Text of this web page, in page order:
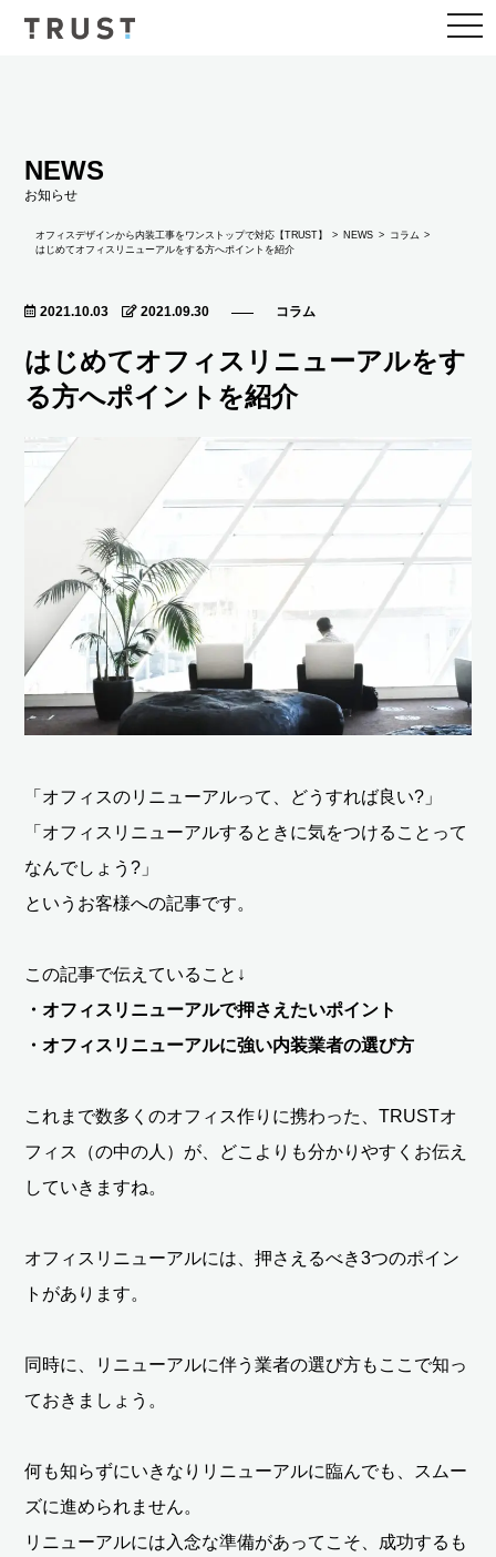
NEWS
お知らせ
オフィスデザインから内装工事をワンストップで対応【TRUST】 NEWS コラム
はじめてオフィスリニューアルをする方へポイントを紹介
2021.10.03 2021.09.30 コラム
はじめてオフィスリニューアルをす
る方へポイントを紹介
「オフィスのリニューアルって、どうすれば良い?」
「オフィスリニューアルするときに気をつけることって
なんでしょう?」
というお客様への記事です。
この記事で伝えていること↓
・オフィスリニューアルで押さえたいポイント
・オフィスリニューアルに強い内装業者の選び方
これまで数多くのオフィス作りに携わった、TRUSTオ
フィス（の中の人）が、どこよりも分かりやすくお伝え
していきますね。
オフィスリニューアルには、押さえるべき3つのポイン
トがあります。
同時に、リニューアルに伴う業者の選び方もここで知っ
ておきましょう。
何も知らずにいきなりリニューアルに臨んでも、スムー
ズに進められません。
リニューアルには入念な準備があってこそ、成功するも